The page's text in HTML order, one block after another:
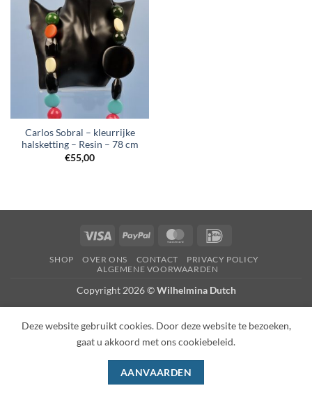
Carlos Sobral – kleurrijke
halsketting – Resin – 78 cm
€55,00
Visa PayPal MasterCard
SHOP OVER ONS CONTACT
PRIVACY POLICY
ALGEMENE VOORWAARDEN
Copyright 2026 ©Wilhelmina Dutch
Deze website gebruikt cookies. Door deze website te bezoeken,
gaat u akkoord met ons cookiebeleid.
AANVAARDEN